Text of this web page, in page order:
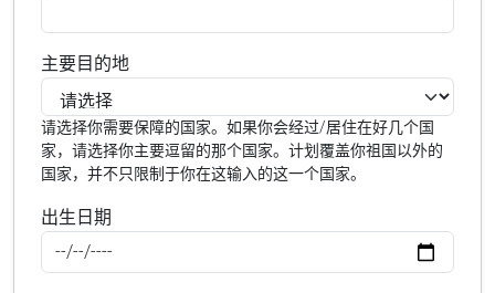
主要目的地
请选择你需要保障的国家。如果你会经过/居住在好几个国
家，请选择你主要逗留的那个国家。计划覆盖你祖国以外的
国家，并不只限制于你在这输入的这一个国家。
出生日期